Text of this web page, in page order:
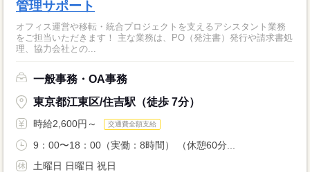
管理サポート
オフィス運営や移転・統合プロジェクトを支えるアシスタント業務
をご担当いただきます！ 主な業務は、PO（発注書）発行や請求書処
理、協力会社との...
一般事務・OA事務
東京都江東区/住吉駅（徒歩 7分）
時給2,600円～ 交通費全額支給
9：00〜18：00（実働：8時間） （休憩60分...
土曜日 日曜日 祝日